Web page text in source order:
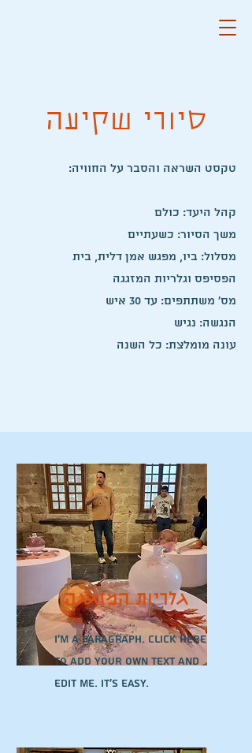
סיורי שקיעה
:טקסט השראה והסבר על החוויה
קהל היעד: כולם
משך הסיור: כשעתיים
הפסיפס וגלריות המזגגה
מס' משתתפים: עד 30 איש
הנגשה: נגיש
עונה מומלצת: כל השנה
גלריות המזגגה
I'm a paragraph. Click here
to add your own text and
edit me. It’s easy.